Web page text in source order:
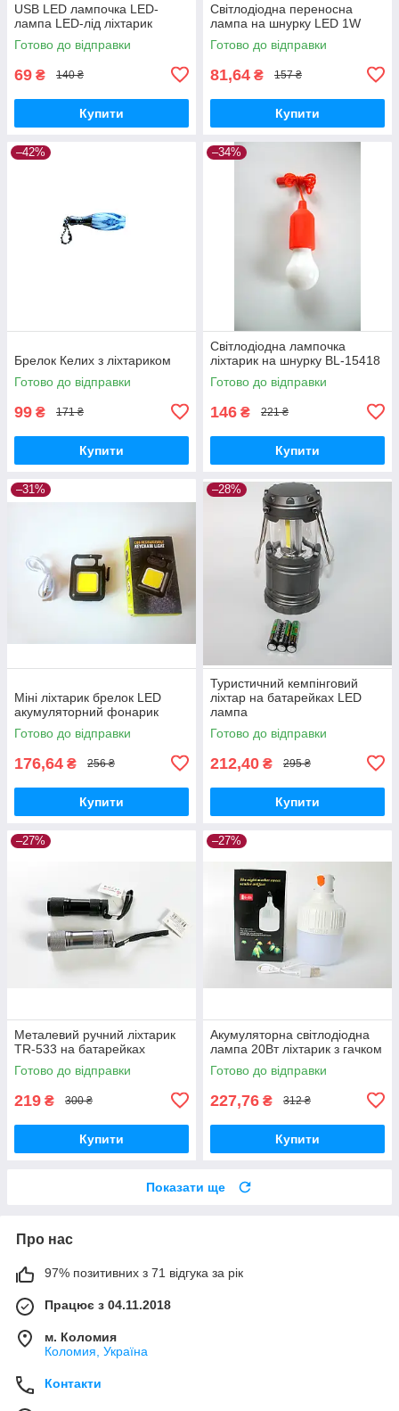
USB LED лампочка LED-
лампа LED-лід ліхтарик
Готово до відправки
69 ₴ 140 ₴
Купити
Світлодіодна переносна
лампа на шнурку LED 1W
Готово до відправки
81,64 ₴ 157 ₴
Купити
–42%
Брелок Келих з ліхтариком
Готово до відправки
99 ₴ 171 ₴
Купити
–34%
Світлодіодна лампочка
ліхтарик на шнурку BL-15418
Готово до відправки
146 ₴ 221 ₴
Купити
–31%
Міні ліхтарик брелок LED
акумуляторний фонарик
Готово до відправки
176,64 ₴ 256 ₴
Купити
–28%
Туристичний кемпінговий
ліхтар на батарейках LED
лампа
Готово до відправки
212,40 ₴ 295 ₴
Купити
–27%
Металевий ручний ліхтарик
TR-533 на батарейках
Готово до відправки
219 ₴ 300 ₴
Купити
–27%
Акумуляторна світлодіодна
лампа 20Вт ліхтарик з гачком
Готово до відправки
227,76 ₴ 312 ₴
Купити
Показати ще
Про нас
97% позитивних з 71 відгука за рік
Працює з 04.11.2018
м. Коломия
Коломия, Україна
Контакти